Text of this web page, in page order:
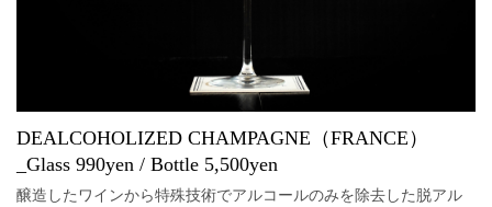
DEALCOHOLIZED CHAMPAGNE（FRANCE）
_Glass 990yen / Bottle 5,500yen
醸造したワインから特殊技術でアルコールのみを除去した脱アル